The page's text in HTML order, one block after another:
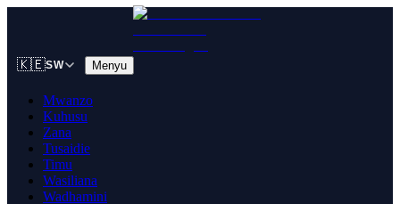
🇰🇪SW Menyu
Mwanzo
Kuhusu
Zana
Tusaidie
Timu
Wasiliana
Wadhamini